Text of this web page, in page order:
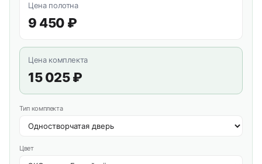
Цена полотна
9 450 ₽
Цена комплекта
15 025 ₽
Тип комплекта
Цвет